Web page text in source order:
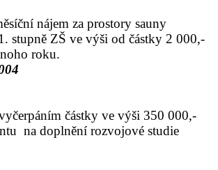
nájem za prostory sauny
stupně ZŠ ve výši od částky 2 000,-
roku.
částky ve výši 350 000,-
na doplnění rozvojové studie